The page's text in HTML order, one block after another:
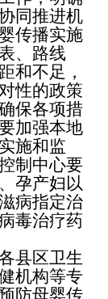
同推进机
传播实施
、路线
和不足，
性的政策
保各项措
加强本地
施和监
制中心要
孕产妇以
病指定治
毒治疗药
县区卫生
机构等专
防母婴传